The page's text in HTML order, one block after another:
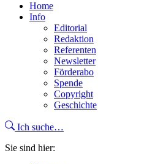
Home
Info
Editorial
Redaktion
Referenten
Newsletter
Förderabo
Spende
Copyright
Geschichte
Ich suche…
Sie sind hier: